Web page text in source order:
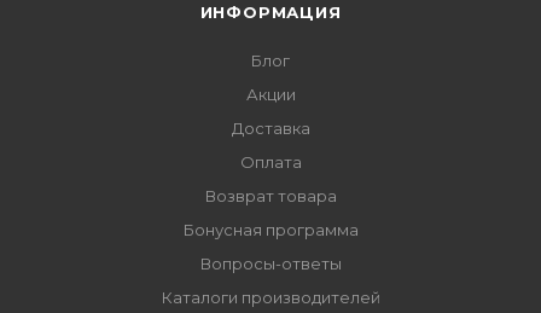
ИНФОРМАЦИЯ
Блог
Акции
Доставка
Оплата
Возврат товара
Бонусная программа
Вопросы-ответы
Каталоги производителей